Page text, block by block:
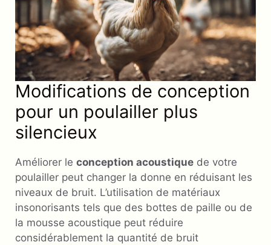
Modifications de conception
pour un poulailler plus
silencieux
Améliorer le conception acoustique de votre
poulailler peut changer la donne en réduisant les
niveaux de bruit. L’utilisation de matériaux
insonorisants tels que des bottes de paille ou de
la mousse acoustique peut réduire
considérablement la quantité de bruit